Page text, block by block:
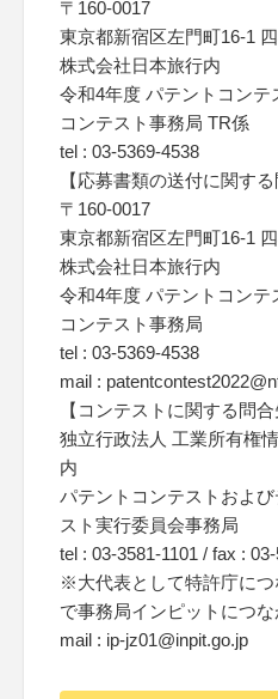
〒160-0017
東京都新宿区左門町16-1
株式会社日本旅行内
令和4年度 パテントコンテ
コンテスト事務局 TR係
tel : 03-5369-4538
【応募書類の送付に関する
〒160-0017
東京都新宿区左門町16-1
株式会社日本旅行内
令和4年度 パテントコンテ
コンテスト事務局
tel : 03-5369-4538
mail :
【コンテストに関する問合
独立行政法人 工業所有権
内
パテントコンテストおよ
スト実行委員会事務局
tel : 03-3581-1101 / fax :
※大代表として特許庁に
で事務局インピットにつ
mail : ip-jz01@inpit.go.jp